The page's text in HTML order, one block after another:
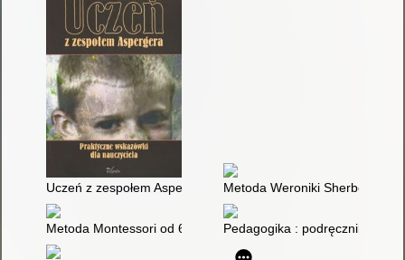
Uczeń z zespołem Aspergera : praktyczne wskazówki dla
Metoda Weroniki Sherborne w
Metoda Montessori od 6 do 12 lat : pomóż swojemu dziecku
Pedagogika : podręcznik